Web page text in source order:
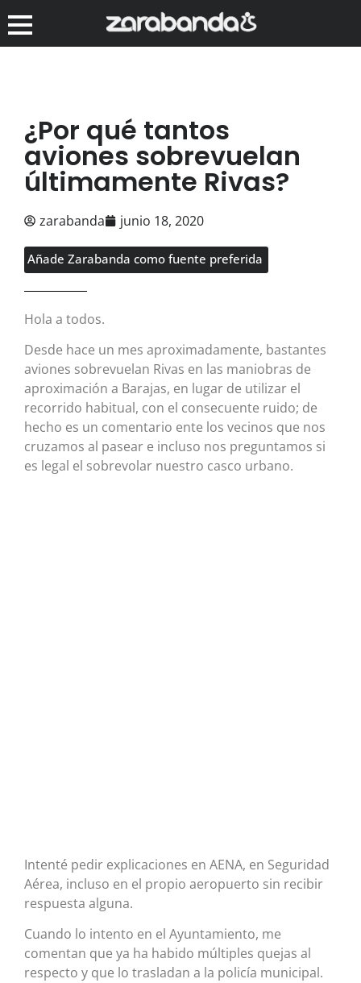
¿Por qué tantos
aviones sobrevuelan
últimamente Rivas?
zarabanda junio 18, 2020
Añade Zarabanda como fuente preferida
Hola a todos.
Desde hace un mes aproximadamente, bastantes
aviones sobrevuelan Rivas en las maniobras de
aproximación a Barajas, en lugar de utilizar el
recorrido habitual, con el consecuente ruido; de
hecho es un comentario ente los vecinos que nos
cruzamos al pasear e incluso nos preguntamos si
es legal el sobrevolar nuestro casco urbano.
Intenté pedir explicaciones en AENA, en Seguridad
Aérea, incluso en el propio aeropuerto sin recibir
respuesta alguna.
Cuando lo intento en el Ayuntamiento, me
comentan que ya ha habido múltiples quejas al
respecto y que lo trasladan a la policía municipal.